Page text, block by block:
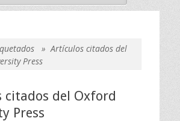
»Artículos citados del
Press
citados del Oxford
Press